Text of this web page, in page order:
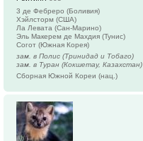
3 де Фебреро (Боливия)
Хэйлсторм (США)
Ла Левата (Сан-Марино)
Эль Макерем де Махдия (Тунис)
Согот (Южная Корея)
зам. в Полис (Тринидад и Тобаго)
зам. в Туран (Кокшетау, Казахстан)
Сборная Южной Кореи (нац.)